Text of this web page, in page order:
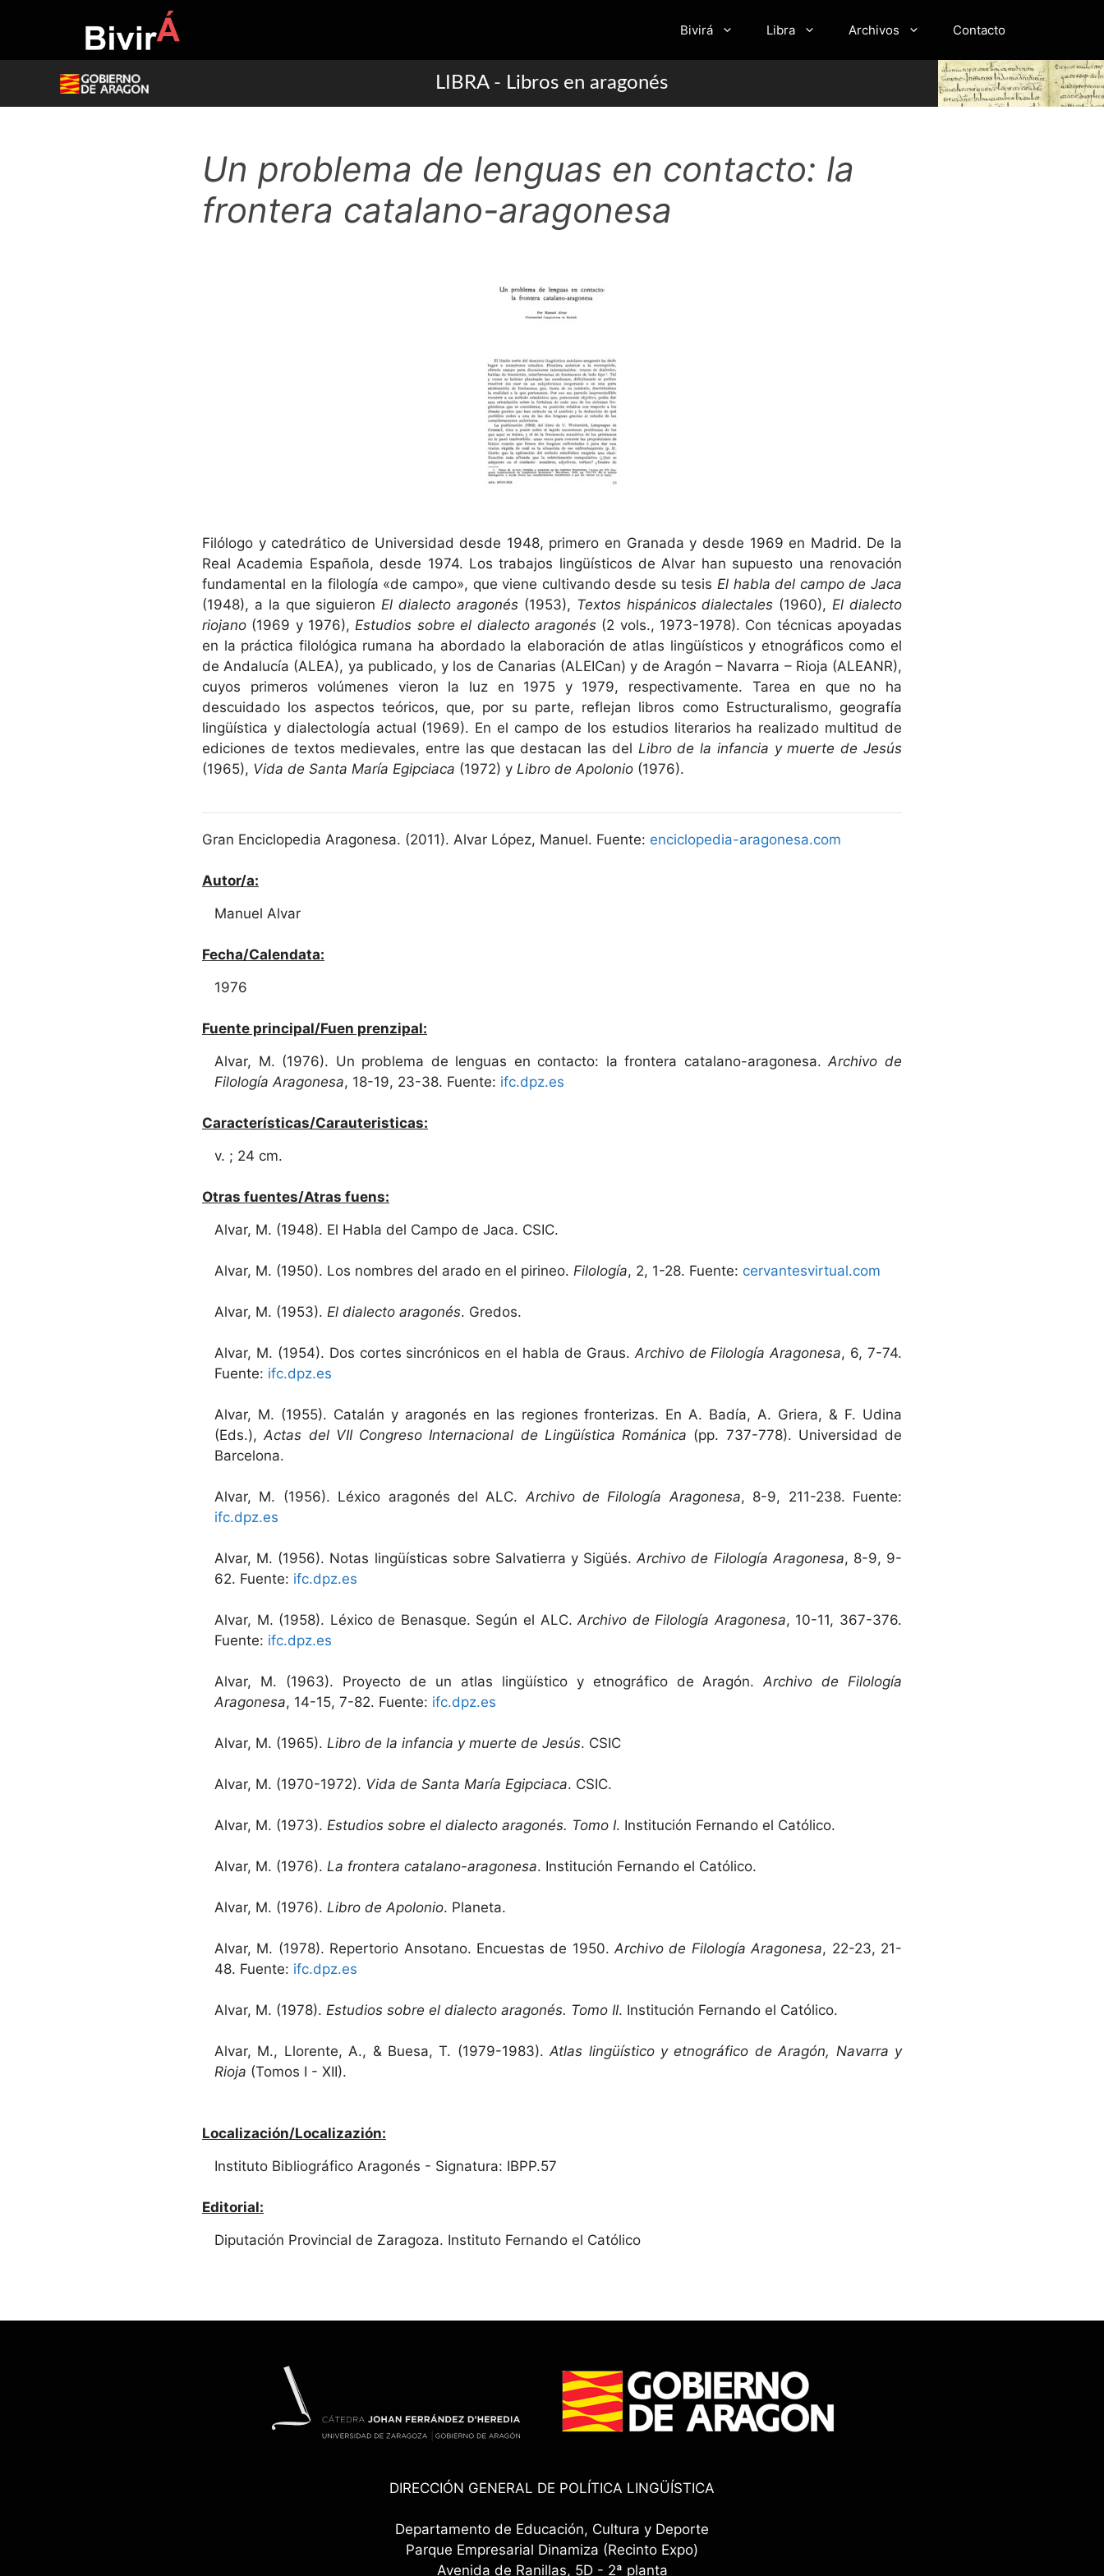
Bivirá Libra Archivos Contacto
LIBRA - Libros en aragonés
Un problema de lenguas en contacto: la
frontera catalano-aragonesa
Filólogo y catedrático de Universidad desde 1948, primero en Granada y desde 1969 en Madrid. De la
Real Academia Española, desde 1974. Los trabajos lingüísticos de Alvar han supuesto una renovación
fundamental en la filología «de campo», que viene cultivando desde su tesis El habla del campo de Jaca
(1948), a la que siguieron El dialecto aragonés (1953), Textos hispánicos dialectales (1960), El dialecto
riojano (1969 y 1976), Estudios sobre el dialecto aragonés(2 vols., 1973-1978). Con técnicas apoyadas
en la práctica filológica rumana ha abordado la elaboración de atlas lingüísticos y etnográficos como el
de Andalucía (ALEA), ya publicado, y los de Canarias (ALEICan) y de Aragón – Navarra – Rioja (ALEANR),
cuyos primeros volúmenes vieron la luz en 1975 y 1979, respectivamente. Tarea en que no ha
descuidado los aspectos teóricos, que, por su parte, reflejan libros como Estructuralismo, geografía
lingüística y dialectología actual (1969). En el campo de los estudios literarios ha realizado multitud de
ediciones de textos medievales, entre las que destacan las del Libro de la infancia y muerte de Jesús
(1965), Vida de Santa María Egipciaca (1972) y Libro de Apolonio (1976).
Gran Enciclopedia Aragonesa. (2011). Alvar López, Manuel. Fuente: enciclopedia-aragonesa.com
Autor/a:
Manuel Alvar
Fecha/Calendata:
1976
Fuente principal/Fuen prenzipal:
Alvar, M. (1976). Un problema de lenguas en contacto: la frontera catalano-aragonesa.Archivo de
Filología Aragonesa, 18-19, 23-38. Fuente: ifc.dpz.es
Características/Carauteristicas:
v. ; 24 cm.
Otras fuentes/Atras fuens:
Alvar, M. (1948). El Habla del Campo de Jaca. CSIC.
Alvar, M. (1950). Los nombres del arado en el pirineo. Filología, 2, 1-28. Fuente: cervantesvirtual.com
Alvar, M. (1953). El dialecto aragonés. Gredos.
Alvar, M. (1954). Dos cortes sincrónicos en el habla de Graus. Archivo de Filología Aragonesa, 6, 7-74.
Fuente: ifc.dpz.es
Alvar, M. (1955). Catalán y aragonés en las regiones fronterizas. En A. Badía, A. Griera, & F. Udina
(Eds.),Actas del VII Congreso Internacional de Lingüística Románica (pp. 737-778). Universidad de
Barcelona.
Alvar, M. (1956). Léxico aragonés del ALC. Archivo de Filología Aragonesa, 8-9, 211-238. Fuente:
ifc.dpz.es
Alvar, M. (1956). Notas lingüísticas sobre Salvatierra y Sigüés.Archivo de Filología Aragonesa, 8-9, 9-
62. Fuente: ifc.dpz.es
Alvar, M. (1958). Léxico de Benasque. Según el ALC.Archivo de Filología Aragonesa, 10-11, 367-376.
Fuente: ifc.dpz.es
Alvar, M. (1963). Proyecto de un atlas lingüístico y etnográfico de Aragón.Archivo de Filología
Aragonesa, 14-15, 7-82. Fuente: ifc.dpz.es
Alvar, M. (1965). Libro de la infancia y muerte de Jesús. CSIC
Alvar, M. (1970-1972). Vida de Santa María Egipciaca. CSIC.
Alvar, M. (1973). Estudios sobre el dialecto aragonés. Tomo I. Institución Fernando el Católico.
Alvar, M. (1976). La frontera catalano-aragonesa. Institución Fernando el Católico.
Alvar, M. (1976). Libro de Apolonio. Planeta.
Alvar, M. (1978). Repertorio Ansotano. Encuestas de 1950.Archivo de Filología Aragonesa, 22-23, 21-
48. Fuente: ifc.dpz.es
Alvar, M. (1978). Estudios sobre el dialecto aragonés. Tomo II. Institución Fernando el Católico.
Alvar, M., Llorente, A., & Buesa, T. (1979-1983). Atlas lingüístico y etnográfico de Aragón, Navarra y
Rioja (Tomos I - XII).
Localización/Localizazión:
Instituto Bibliográfico Aragonés - Signatura: IBPP.57
Editorial:
Diputación Provincial de Zaragoza. Instituto Fernando el Católico
DIRECCIÓN GENERAL DE POLÍTICA LINGÜÍSTICA
Departamento de Educación, Cultura y Deporte
Parque Empresarial Dinamiza (Recinto Expo)
Avenida de Ranillas, 5D - 2ª planta